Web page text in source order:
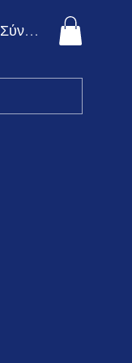
Σύνδεση